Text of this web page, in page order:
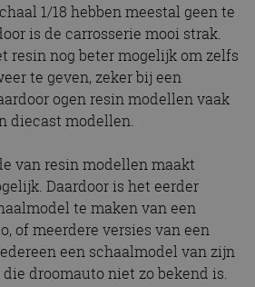
1/18 hebben meestal geen te
is de carrosserie mooi strak.
resin nog beter mogelijk om zelfs
te geven, zeker bij een
ogen resin modellen vaak
diecast modellen.
van resin modellen maakt
Daardoor is het eerder
te maken van een
of meerdere versies van een
een schaalmodel van zijn
droomauto niet zo bekend is.